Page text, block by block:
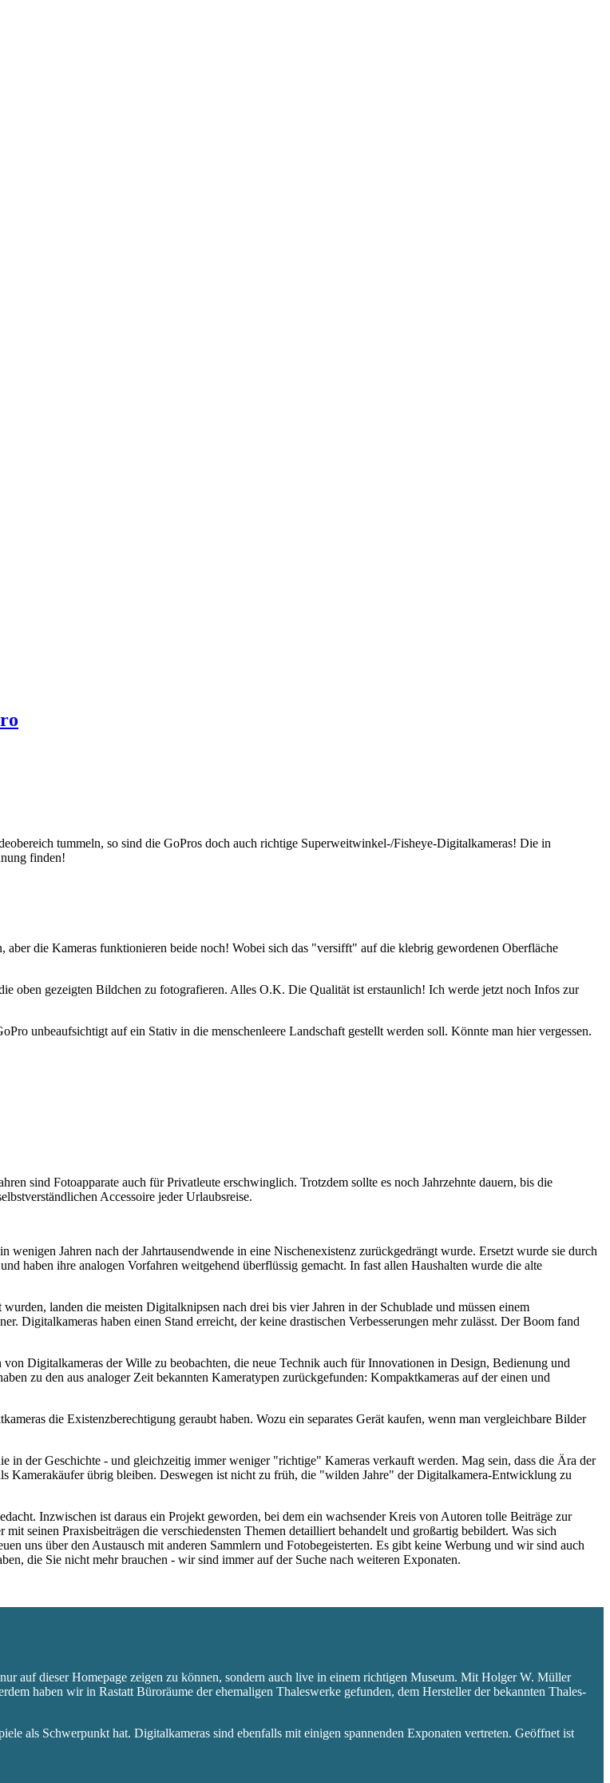
tummeln, so sind die GoPros doch auch richtige Superweitwinkel-/Fisheye-Digitalkameras! Die in
finden!
die Kameras funktionieren beide noch! Wobei sich das "versifft" auf die klebrig gewordenen Oberfläche
oben gezeigten Bildchen zu fotografieren. Alles O.K. Die Qualität ist erstaunlich! Ich werde jetzt noch Infos zur
unbeaufsichtigt auf ein Stativ in die menschenleere Landschaft gestellt werden soll. Könnte man hier vergessen.
sind Fotoapparate auch für Privatleute erschwinglich. Trotzdem sollte es noch Jahrzehnte dauern, bis die
Accessoire jeder Urlaubsreise.
Jahren nach der Jahrtausendwende in eine Nischenexistenz zurückgedrängt wurde. Ersetzt wurde sie durch
haben ihre analogen Vorfahren weitgehend überflüssig gemacht. In fast allen Haushalten wurde die alte
landen die meisten Digitalknipsen nach drei bis vier Jahren in der Schublade und müssen einem
Digitalkameras haben einen Stand erreicht, der keine drastischen Verbesserungen mehr zulässt. Der Boom fand
Digitalkameras der Wille zu beobachten, die neue Technik auch für Innovationen in Design, Bedienung und
zu den aus analoger Zeit bekannten Kameratypen zurückgefunden: Kompaktkameras auf der einen und
die Existenzberechtigung geraubt haben. Wozu ein separates Gerät kaufen, wenn man vergleichbare Bilder
in der Geschichte - und gleichzeitig immer weniger "richtige" Kameras verkauft werden. Mag sein, dass die Ära der
Kamerakäufer übrig bleiben. Deswegen ist nicht zu früh, die "wilden Jahre" der Digitalkamera-Entwicklung zu
Inzwischen ist daraus ein Projekt geworden, bei dem ein wachsender Kreis von Autoren tolle Beiträge zur
seinen Praxisbeiträgen die verschiedensten Themen detailliert behandelt und großartig bebildert. Was sich
uns über den Austausch mit anderen Sammlern und Fotobegeisterten. Es gibt keine Werbung und wir sind auch
die Sie nicht mehr brauchen - wir sind immer auf der Suche nach weiteren Exponaten.
auf dieser Homepage zeigen zu können, sondern auch live in einem richtigen Museum. Mit Holger W. Müller
haben wir in Rastatt Büroräume der ehemaligen Thaleswerke gefunden, dem Hersteller der bekannten Thales-
als Schwerpunkt hat. Digitalkameras sind ebenfalls mit einigen spannenden Exponaten vertreten. Geöffnet ist